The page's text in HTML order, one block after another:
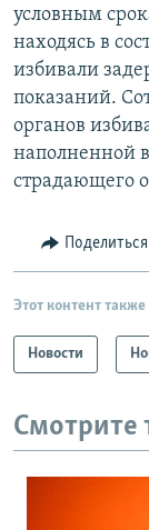
условным
находясь в
избивали
показаний.
органов
наполненной
страдающего
Поделиться
Этот контент
Новости
Смотрите